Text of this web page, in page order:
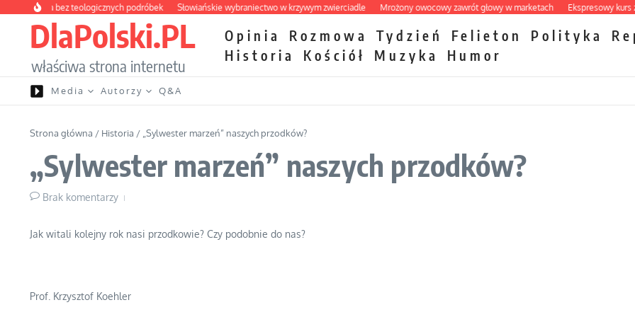
Przejdź do treścibez teologicznych podróbek Słowiańskie wybraniectwo w krzywym zwierciadle Mrożony owocowy zawrót głowy w marketach Ekspresowy kurs
DlaPolski.PL
właściwa strona internetu
Opinia Rozmowa Tydzień Felieton Polityka
Historia
Kościół Muzyka Humor
Media Autorzy Q&A
Strona główna / Historia / „Sylwester marzeń” naszych przodków?
„Sylwester marzeń” naszych przodków?
Brak komentarzy
Jak witali kolejny rok nasi przodkowie? Czy podobnie do nas?
Prof. Krzysztof Koehler